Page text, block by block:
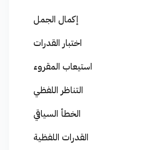
إكمال الجمل
اختبار القدرات
استيعاب المقروء
التناظر اللفظي
الخطأ السياقي
القدرات اللفظية